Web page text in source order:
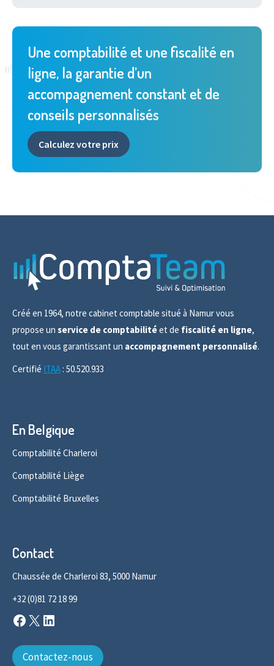
Une comptabilité et une fiscalité en
ligne, la garantie d’un
accompagnement constant et de
conseils personnalisés
Calculez votre prix
Créé en 1964, notre cabinet comptable situé à Namur vous
propose un service de comptabilitéet de fiscalité en ligne,
tout en vous garantissant un accompagnement personnalisé.
Certifié ITAA : 50.520.933
En Belgique
Comptabilité Charleroi
Comptabilité Liège
Comptabilité Bruxelles
Contact
Chaussée de Charleroi 83, 5000 Namur
+32 (0)81 72 18 99
Facebook
X
Contactez-nous